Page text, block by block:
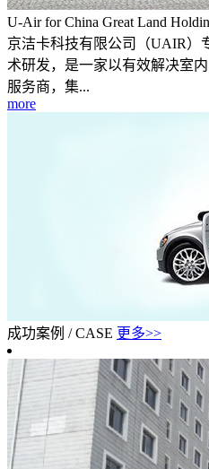
U-Air for China Great Land
京洁卡科技有限公司（UAIR）
术研发，是一家以有效解决室
服务商，集...
more
成功案例 / CASE 更多>>